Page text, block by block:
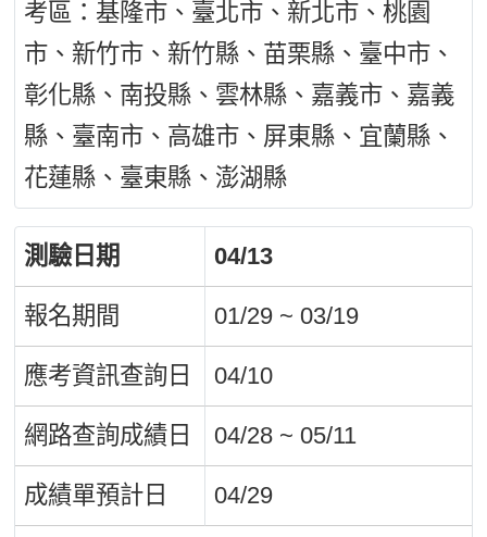
考區：基隆市、臺北市、新北市、桃園
市、新竹市、新竹縣、苗栗縣、臺中市、
彰化縣、南投縣、雲林縣、嘉義市、嘉義
縣、臺南市、高雄市、屏東縣、宜蘭縣、
花蓮縣、臺東縣、澎湖縣
測驗日期 04/13
報名期間 01/29 ~ 03/19
應考資訊查詢日 04/10
網路查詢成績日 04/28 ~ 05/11
成績單預計日 04/29